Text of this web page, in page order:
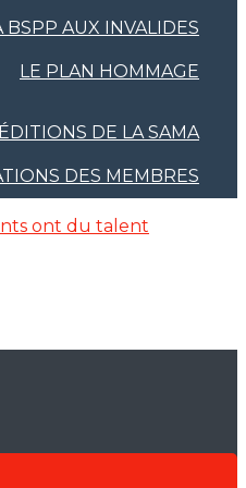
BSPP AUX INVALIDES
LE PLAN HOMMAGE
DE LA SAMA
DES MEMBRES
ont du talent